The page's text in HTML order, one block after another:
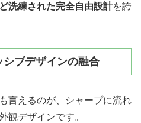
洗練された完全自由設計を誇
ブデザインの融合
言えるのが、シャープに流れ
観デザインです。